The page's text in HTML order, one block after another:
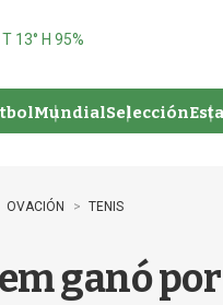
13° H 95%
MundialSelección
OVACIÓN TENIS
ganó